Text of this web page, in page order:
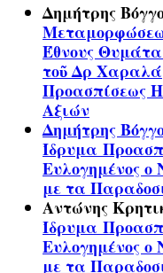
Δημήτρης
Έθνους
τοῦ Δρ
Προασπίσεως
Αξιών
Δημήτρης
Ίδρυμα
Ευλογημένος ο
με τα
Αντώνης
Ίδρυμα
Ευλογημένος ο
με τα